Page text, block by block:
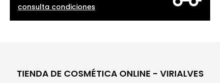
consulta condiciones
TIENDA DE COSMÉTICA ONLINE - VIRIALVES